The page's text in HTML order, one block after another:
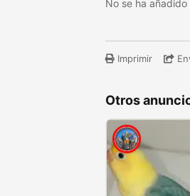
No se ha
Imprimir
Otros